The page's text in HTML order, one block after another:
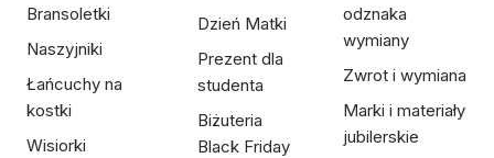
Bransoletki
Naszyjniki
Łańcuchy na
kostki
Wisiorki
Dzień Matki
Prezent dla
studenta
Biżuteria
Black Friday
odznaka
wymiany
Zwrot i wymiana
Marki i materiały
jubilerskie